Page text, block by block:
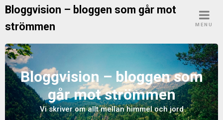
Bloggvision – bloggen som går mot
strömmen
MENU
Bloggvision – bloggen som
går mot strömmen
Vi skriver om allt mellan himmel och jord